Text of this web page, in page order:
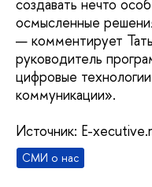
создавать нечто
осмысленные
— комментирует
руководитель
цифровые
коммуникации».
Источник: E-
СМИ о нас